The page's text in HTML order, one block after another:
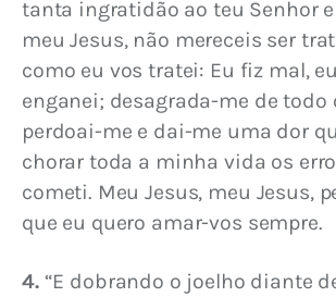
tanta ingratidão ao teu Senhor e
meu Jesus, não mereceis ser
como eu vos tratei: Eu fiz mal,
enganei; desagrada-me de todo
perdoai-me e dai-me uma dor
chorar toda a minha vida os
cometi. Meu Jesus, meu Jesus,
que eu quero amar-vos sempre.
4. “E dobrando o joelho diante